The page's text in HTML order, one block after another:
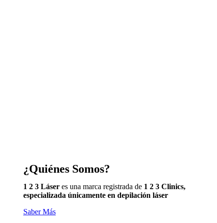
¿Quiénes Somos?
1 2 3 Láser es una marca registrada de 1 2 3 Clinics,
especializada únicamente en depilación láser
Saber Más